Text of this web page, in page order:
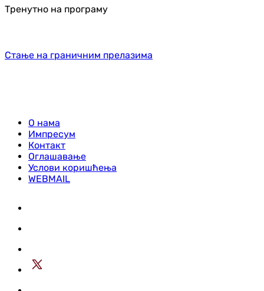
Тренутно на програму
Стање на граничним прелазима
О нама
Импресум
Контакт
Оглашавање
Услови коришћења
WEBMAIL